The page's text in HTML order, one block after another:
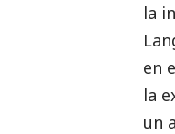
la
en
la
un